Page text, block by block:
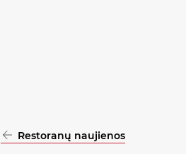
Restoranų naujienos